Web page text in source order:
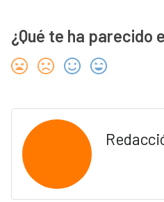
¿Qué te ha parecido